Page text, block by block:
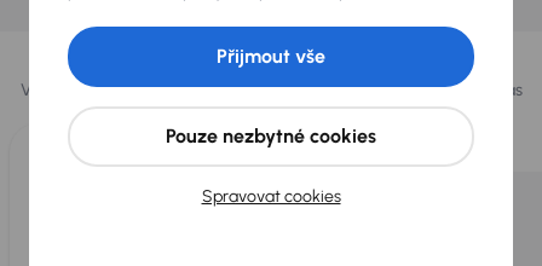
Vybrali jsme pro vás
Vybíráme pro vás tynejlepší vozyz naší nabídky. Každý den pro vás
vykoupíme až 400 vozů.
Spravovat cookies
Pouze nezbytné cookies
Přijmout vše